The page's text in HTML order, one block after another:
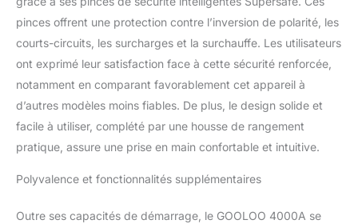
pinces offrent une protection contre l’inversion de polarité, les
courts-circuits, les surcharges et la surchauffe. Les utilisateurs
ont exprimé leur satisfaction face à cette sécurité renforcée,
notamment en comparant favorablement cet appareil à
d’autres modèles moins fiables. De plus, le design solide et
facile à utiliser, complété par une housse de rangement
pratique, assure une prise en main confortable et intuitive.
Polyvalence et fonctionnalités supplémentaires
Outre ses capacités de démarrage, le GOOLOO 4000A se